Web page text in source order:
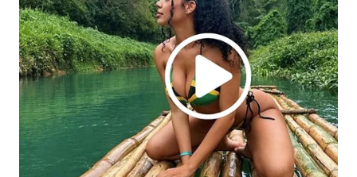
WAHANA
SELEB
WAHANA
PERSONA
WAHANA
OTOMOTIF